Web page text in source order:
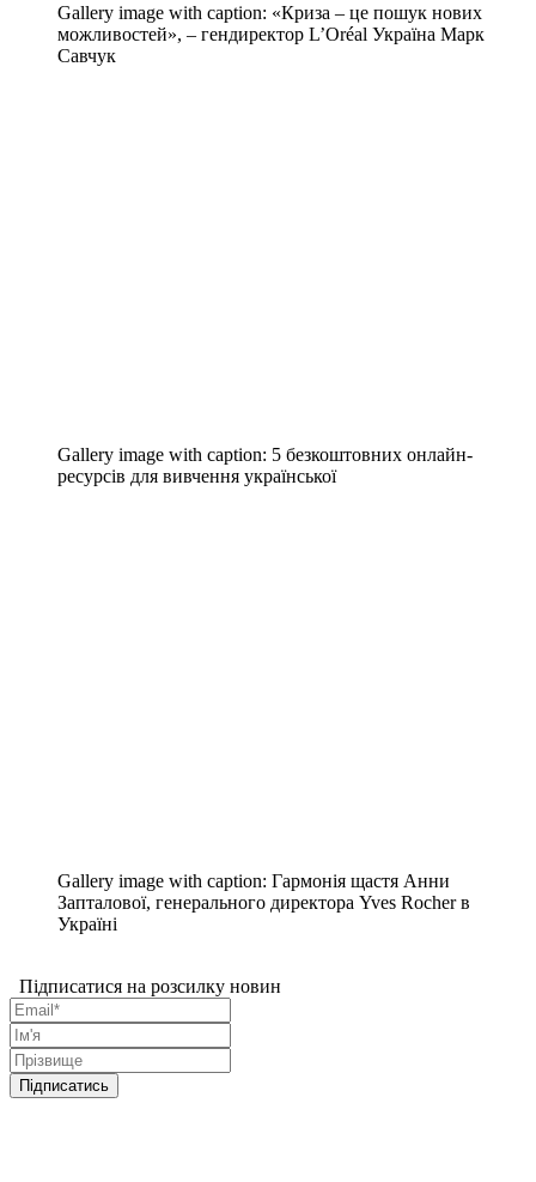
Gallery image with caption: «Криза – це пошук нових
можливостей», – гендиректор L’Оréal Україна Марк
Савчук
Gallery image with caption: 5 безкоштовних онлайн-
ресурсів для вивчення української
Gallery image with caption: Гармонія щастя Анни
Запталової, генерального директора Yves Rocher в
Україні
Підписатися на розсилку новин